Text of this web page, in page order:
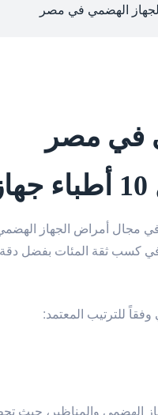
الهضمي في مصر
في مصر
مجال أمراض الجهاز
في كسب ثقة المئات بفضل
الهضمي والمناظير، حيث